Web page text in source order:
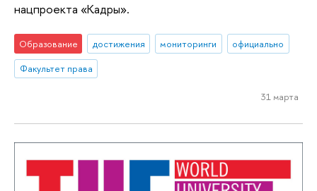
нацпроекта «Кадры».
Образование достижения мониторинги
официально
Факультет права
31 марта